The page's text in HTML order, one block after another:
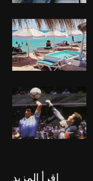
اقرأ المزيد